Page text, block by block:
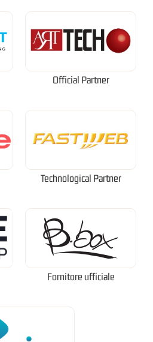
Official Partner
Technological Partner
Fornitore ufficiale